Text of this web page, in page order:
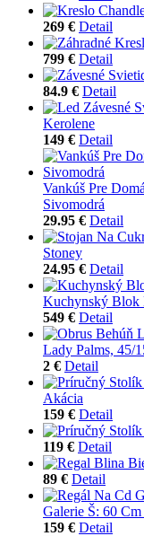
269 € Detail
799 € Detail
84.9 € Detail
Kerolene
149 € Detail
Vankúš Pre
Sivomodrá
29.95 € Detail
Stoney
24.95 € Detail
Kuchynský Blok
549 € Detail
Lady Palms, 45/
2 € Detail
Akácia
159 € Detail
119 € Detail
89 € Detail
Galerie Š: 60
159 € Detail